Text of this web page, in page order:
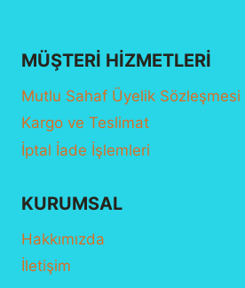
MÜŞTERI HIZMETLERI
Mutlu Sahaf Üyelik Sözleşmesi
Kargo ve Teslimat
İptal İade İşlemleri
KURUMSAL
Hakkımızda
İletişim